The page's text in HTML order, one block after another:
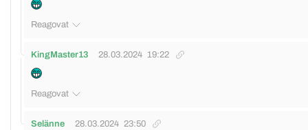
Reagovat
KingMaster13 28.03.2024 19:22
Reagovat
Selänne 28.03.2024 23:50